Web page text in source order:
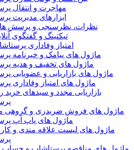
مهاجرت و انتقال
ابزارهای مدیریت
نظرات، نظرسنجی و پرسش
تیکتینگ و گفتگوی
امتیاز وفاداری
ماژول های پیامک و خبرنامه
ماژول های تخفیف و هدیه
ماژول های بازاریابی و عضویابی
ماژول های امتیاز وفاداری
بازاریابی مجدد و سبدهای خرید
ماژول های فروش ضربدری و گروهی
ماژول های پاپ آپ
ماژول های لیست علاقه مندی و
ماژول های مناقصه پرستاشاپ و حساب